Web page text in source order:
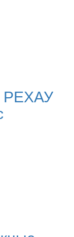
РЕХАУ